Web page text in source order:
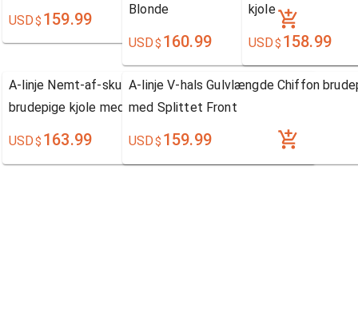
USD$ 159.99
Blonde
USD$ 160.99
kjole
USD$ 158.99
A-linje Nemt-af-skulderen Ærmeløs Chiffon
brudepige kjole med Splittet Front
USD$ 163.99
A-linje V-hals Gulvlængde Chiffon
med Splittet Front
USD$ 159.99